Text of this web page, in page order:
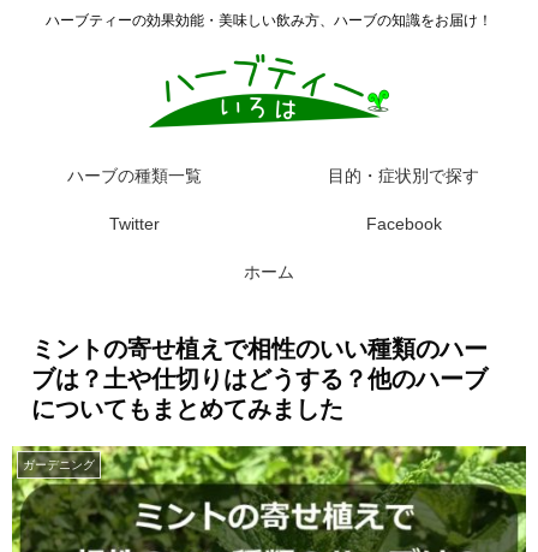
ハーブティーの効果効能・美味しい飲み方、ハーブの知識をお届け！
ハーブの種類一覧 目的・症状別で探す
Twitter Facebook
ホーム
ミントの寄せ植えで相性のいい種類のハー
ブは？土や仕切りはどうする？他のハーブ
についてもまとめてみました
ガーデニング